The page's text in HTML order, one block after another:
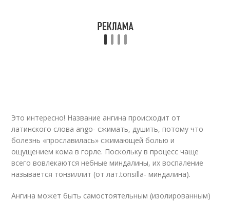
Это интересно! Название ангина происходит от
латинского слова ango- сжимать, душить, потому что
болезнь «прославилась» сжимающей болью и
ощущением кома в горле. Поскольку в процесс чаще
всего вовлекаются небные миндалины, их воспаление
называется тонзиллит (от лат.tonsilla- миндалина).
Ангина может быть самостоятельным (изолированным)